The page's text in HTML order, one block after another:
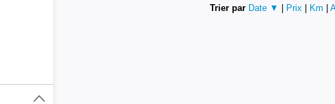
Trier par Date ▼ Prix Km